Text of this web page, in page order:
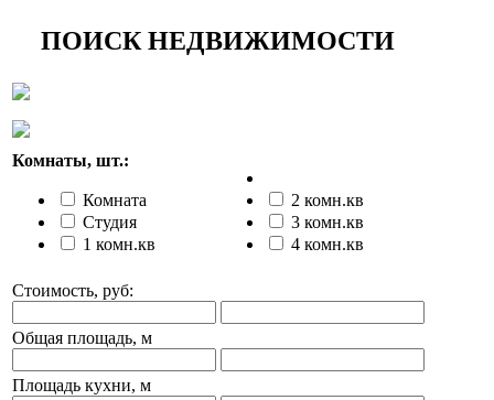
ПОИСК НЕДВИЖИМОСТИ
Комнаты, шт.:
Комната
Студия
1 комн.кв
2 комн.кв
3 комн.кв
4 комн.кв
Стоимость, руб:
Общая площадь, м
Площадь кухни, м